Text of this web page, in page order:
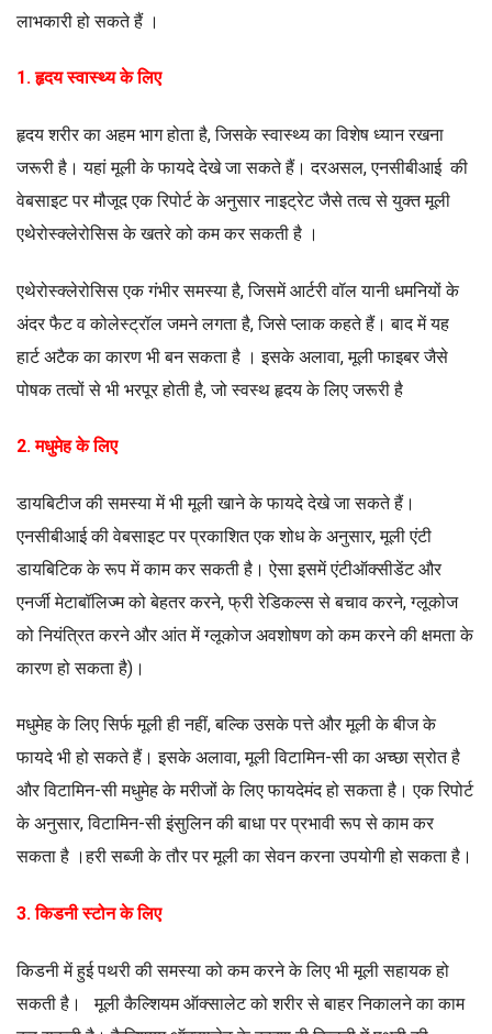
लाभकारी हो सकते हैं ।
1. हृदय स्वास्थ्य के लिए
हृदय शरीर का अहम भाग होता है, जिसके स्वास्थ्य का विशेष ध्यान रखना
जरूरी है। यहां मूली के फायदे देखे जा सकते हैं। दरअसल, एनसीबीआई की
वेबसाइट पर मौजूद एक रिपोर्ट के अनुसार नाइट्रेट जैसे तत्व से युक्त मूली
एथेरोस्क्लेरोसिस के खतरे को कम कर सकती है ।
एथेरोस्क्लेरोसिस एक गंभीर समस्या है, जिसमें आर्टरी वॉल यानी धमनियों के
अंदर फैट व कोलेस्ट्रॉल जमने लगता है, जिसे प्लाक कहते हैं। बाद में यह
हार्ट अटैक का कारण भी बन सकता है । इसके अलावा, मूली फाइबर जैसे
पोषक तत्वों से भी भरपूर होती है, जो स्वस्थ हृदय के लिए जरूरी है
2. मधुमेह के लिए
डायबिटीज की समस्या में भी मूली खाने के फायदे देखे जा सकते हैं।
एनसीबीआई की वेबसाइट पर प्रकाशित एक शोध के अनुसार, मूली एंटी
डायबिटिक के रूप में काम कर सकती है। ऐसा इसमें एंटीऑक्सीडेंट और
एनर्जी मेटाबॉलिज्म को बेहतर करने, फ्री रेडिकल्स से बचाव करने, ग्लूकोज
को नियंत्रित करने और आंत में ग्लूकोज अवशोषण को कम करने की क्षमता के
कारण हो सकता है)।
मधुमेह के लिए सिर्फ मूली ही नहीं, बल्कि उसके पत्ते और मूली के बीज के
फायदे भी हो सकते हैं। इसके अलावा, मूली विटामिन-सी का अच्छा स्रोत है
और विटामिन-सी मधुमेह के मरीजों के लिए फायदेमंद हो सकता है। एक रिपोर्ट
के अनुसार, विटामिन-सी इंसुलिन की बाधा पर प्रभावी रूप से काम कर
सकता है ।हरी सब्जी के तौर पर मूली का सेवन करना उपयोगी हो सकता है।
3. किडनी स्टोन के लिए
किडनी में हुई पथरी की समस्या को कम करने के लिए भी मूली सहायक हो
सकती है। मूली कैल्शियम ऑक्सालेट को शरीर से बाहर निकालने का काम